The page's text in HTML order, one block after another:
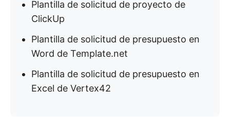
Plantilla de solicitud de proyecto de
ClickUp
Plantilla de solicitud de presupuesto en
Word de Template.net
Plantilla de solicitud de presupuesto en
Excel de Vertex42